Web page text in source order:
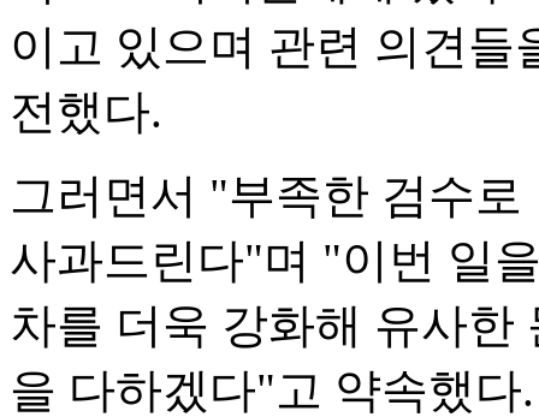
이고 있으며 관련 의견
전했다.
그러면서 "부족한 검수
사과드린다"며 "이번 일
차를 더욱 강화해 유사한
을 다하겠다"고 약속했다.